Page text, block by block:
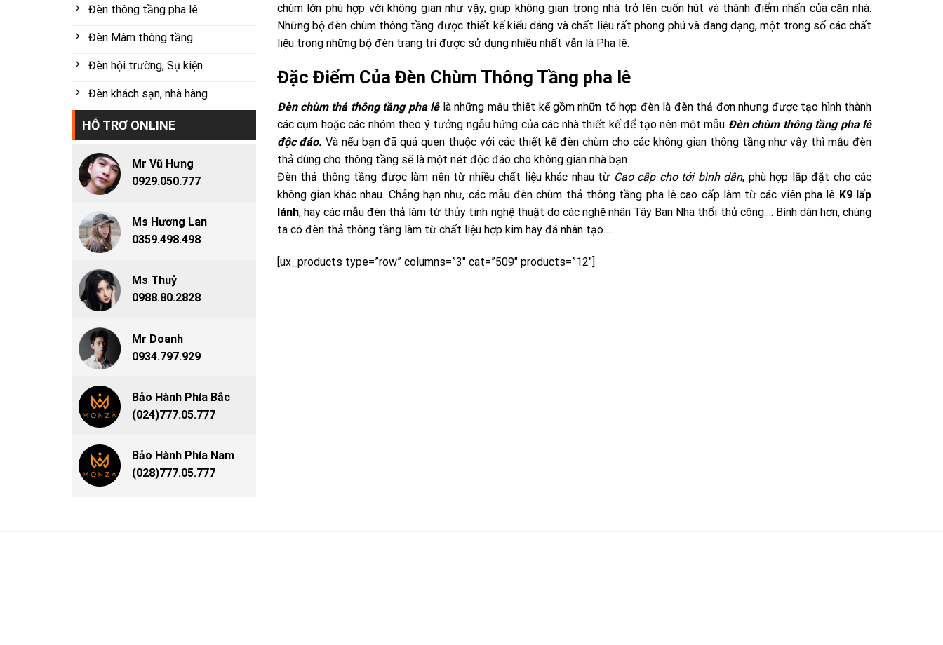
Đèn thông tầng pha lê
Đèn Mâm thông tầng
Đèn hội trường, Sụ kiện
Đèn khách sạn, nhà hàng
HỖ TRƠ ONLINE
Mr Vũ Hưng
0929.050.777
Ms Hương Lan
0359.498.498
Ms Thuỷ
0988.80.2828
Mr Doanh
0934.797.929
Bảo Hành Phía Bắc
(024)777.05.777
Bảo Hành Phía Nam
(028)777.05.777
chùm lớn phù hợp với không gian như vậy, giúp không gian trong nhà trở lên cuốn hút và thành điểm nhấn của căn nhà.
Những bộ đèn chùm thông tầng được thiết kế kiểu dáng và chất liệu rất phong phú và đang dạng, một trong số các chất
liệu trong những bộ đèn trang trí được sử dụng nhiều nhất vẫn là Pha lê.
Đặc Điểm Của Đèn Chùm Thông Tầng pha lê
Đèn chùm thả thông tầng pha lê là những mẫu thiết kế gồm nhữn tổ hợp đèn là đèn thả đơn nhưng được tạo hình thành
các cụm hoặc các nhóm theo ý tưởng ngẫu hứng của các nhà thiết kế để tạo nên một mẫu Đèn chùm thông tầng pha lê
độc đáo.Và nếu bạn đã quá quen thuộc với các thiết kế đèn chùm cho các không gian thông tầng như vậy thì mẫu đèn
thả dùng cho thông tầng sẽ là một nét độc đáo cho không gian nhà bạn.
Đèn thả thông tầng được làm nên từ nhiều chất liệu khác nhau từ Cao cấp cho tới bình dân, phù hợp lắp đặt cho các
không gian khác nhau. Chẳng hạn như, các mẫu đèn chùm thả thông tầng pha lê cao cấp làm từ các viên pha lê K9 lấp
lánh, hay các mẫu đèn thả làm từ thủy tinh nghệ thuật do các nghệ nhân Tây Ban Nha thổi thủ công…. Bình dân hơn, chúng
ta có đèn thả thông tầng làm từ chất liệu hợp kim hay đá nhân tạo….
[ux_products type=”row” columns=”3″ cat=”509″ products=”12″]